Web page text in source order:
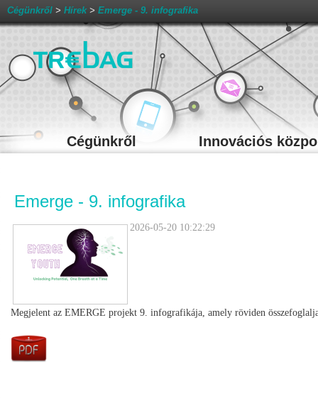
Cégünkről Innovációs
Emerge - 9. infografika
2026-05-20 10:22:29
Megjelent az EMERGE projekt 9. infografikája, amely röviden
Cégünkről > Hírek> Emerge - 9. infografika